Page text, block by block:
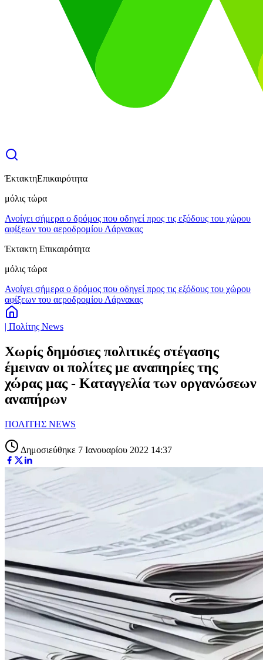
ΈκτακτηΕπικαιρότητα
μόλις τώρα
Ανοίγει σήμερα ο δρόμος που οδηγεί προς τις εξόδους του χώρου
αφίξεων του αεροδρομίου Λάρνακας
Έκτακτη Επικαιρότητα
μόλις τώρα
Ανοίγει σήμερα ο δρόμος που οδηγεί προς τις εξόδους του χώρου
αφίξεων του αεροδρομίου Λάρνακας
| Πολίτης News
Χωρίς δημόσιες πολιτικές στέγασης
έμειναν οι πολίτες με αναπηρίες της
χώρας μας - Καταγγελία των οργανώσεων
αναπήρων
ΠΟΛΙΤΗΣ NEWS
Δημοσιεύθηκε 7 Ιανουαρίου 2022 14:37